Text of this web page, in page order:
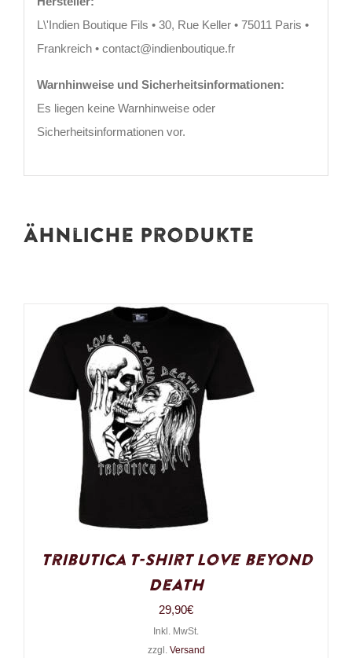
L\'Indien Boutique Fils • 30, Rue Keller • 75011 Paris •
Frankreich • contact@indienboutique.fr
Warnhinweise und Sicherheitsinformationen:
Es liegen keine Warnhinweise oder
Sicherheitsinformationen vor.
Ähnliche Produkte
Tributica T-Shirt Love beyond
Death
29,90€
Inkl. MwSt.
zzgl. Versand